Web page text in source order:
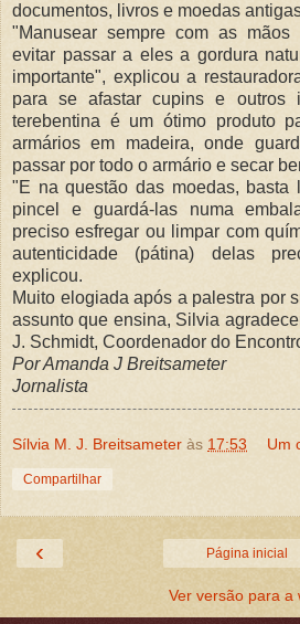
documentos, livros e moedas
"Manusear sempre com as
evitar passar a eles a gordura
importante", explicou a
para se afastar cupins e outros
terebentina é um ótimo produto
armários em madeira, onde
passar por todo o armário e secar
"E na questão das moedas, basta
pincel e guardá-las numa
preciso esfregar ou limpar com
autenticidade (pátina) delas
explicou.
Muito elogiada após a palestra por
assunto que ensina, Silvia
J. Schmidt, Coordenador do
Por Amanda J Breitsameter
Jornalista
Sílvia M. J. Breitsameter às 17:53 Um
Compartilhar
‹ Página inicial
Ver versão para a